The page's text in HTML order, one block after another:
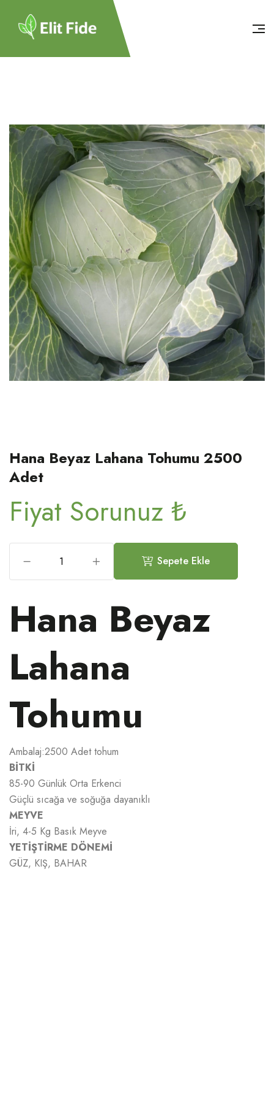
Hana Beyaz Lahana Tohumu 2500
Adet
Fiyat Sorunuz ₺
Sepete Ekle
Hana Beyaz
Lahana
Tohumu
Ambalaj:2500 Adet tohum
BİTKİ
85-90 Günlük Orta Erkenci
Güçlü sıcağa ve soğuğa dayanıklı
MEYVE
İri, 4-5 Kg Basık Meyve
YETİŞTİRME DÖNEMİ
GÜZ, KIŞ, BAHAR